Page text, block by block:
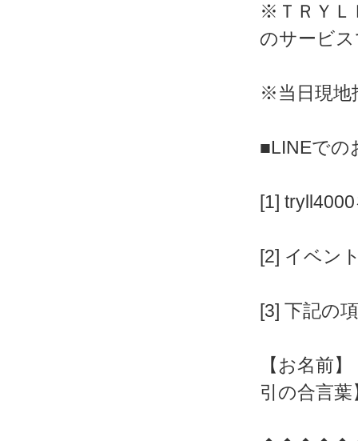
※ＴＲＹＬ
のサービ
※当日現地
■LINEでの
[1]
[2] イベン
[3] 下記の
【お名前
引の合言葉